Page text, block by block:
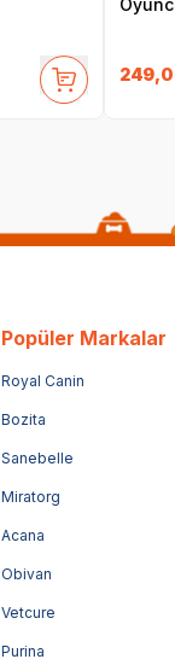
Popüler Markalar
Royal Canin
Bozita
Sanebelle
Miratorg
Acana
Obivan
Vetcure
Purina